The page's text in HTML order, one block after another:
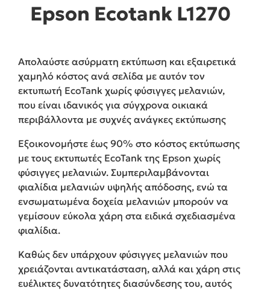
Epson Ecotank L1270
Απολαύστε ασύρματη εκτύπωση και εξαιρετικά
χαμηλό κόστος ανά σελίδα με αυτόν τον
εκτυπωτή EcoTank χωρίς φύσιγγες μελανιών,
που είναι ιδανικός για σύγχρονα οικιακά
περιβάλλοντα με συχνές ανάγκες εκτύπωσης
Εξοικονομήστε έως 90% στο κόστος εκτύπωσης
με τους εκτυπωτές EcoTank της Epson χωρίς
φύσιγγες μελανιών. Συμπεριλαμβάνονται
φιαλίδια μελανιών υψηλής απόδοσης, ενώ τα
ενσωματωμένα δοχεία μελανιών μπορούν να
γεμίσουν εύκολα χάρη στα ειδικά σχεδιασμένα
φιαλίδια.
Καθώς δεν υπάρχουν φύσιγγες μελανιών που
χρειάζονται αντικατάσταση, αλλά και χάρη στις
ευέλικτες δυνατότητες διασύνδεσης του, αυτός